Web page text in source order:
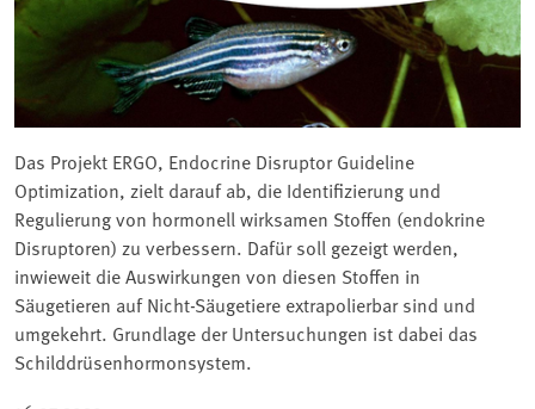
Das Projekt ERGO, Endocrine Disruptor Guideline
Optimization, zielt darauf ab, die Identifizierung und
Regulierung von hormonell wirksamen Stoffen (endokrine
Disruptoren) zu verbessern. Dafür soll gezeigt werden,
inwieweit die Auswirkungen von diesen Stoffen in
Säugetieren auf Nicht-Säugetiere extrapolierbar sind und
umgekehrt. Grundlage der Untersuchungen ist dabei das
Schilddrüsenhormonsystem.